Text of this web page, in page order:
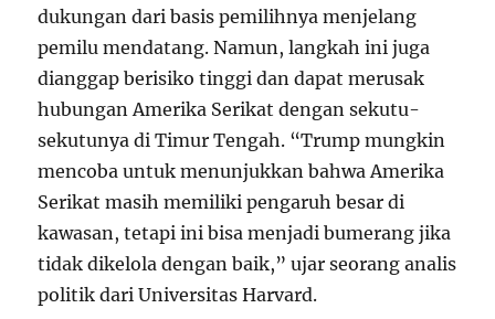
dukungan dari basis pemilihnya menjelang
pemilu mendatang. Namun, langkah ini juga
dianggap berisiko tinggi dan dapat merusak
hubungan Amerika Serikat dengan sekutu-
sekutunya di Timur Tengah. “Trump mungkin
mencoba untuk menunjukkan bahwa Amerika
Serikat masih memiliki pengaruh besar di
kawasan, tetapi ini bisa menjadi bumerang jika
tidak dikelola dengan baik,” ujar seorang analis
politik dari Universitas Harvard.